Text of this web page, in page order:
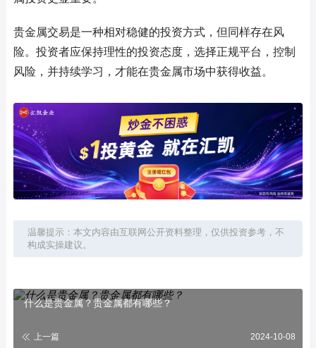
贵金属交易是一种相对稳健的投资方式，但同样存在风
险。投资者应保持理性的投资态度，选择正规平台，控制
风险，并持续学习，才能在贵金属市场中获得收益。
温馨提示：本文内容由互联网公开资料整理，仅供投资参考，不
构成实操建议。
什么是贵金属？贵金属都有哪些？
上一篇 2024-10-08